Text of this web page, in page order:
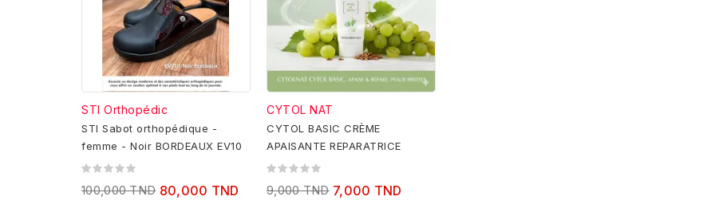
STI Orthopédic
STI Sabot orthopédique -
femme - Noir BORDEAUX EV10
100,000 TND 80,000 TND
CYTOL NAT
CYTOL BASIC CRÈME
APAISANTE REPARATRICE
9,000 TND 7,000 TND